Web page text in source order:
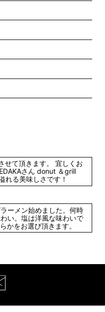
せて頂きます。 宜しくお
さん donut ＆grill
る美味しさです！
ーメン始めました。何時
い。塩は洋風な味わいで
かをお選び頂きます。